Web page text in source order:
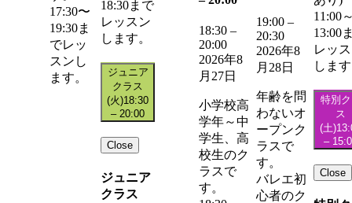
17:30〜
19:30ま
でレッ
スンし
ます。
18:30まで
レッスン
します。
ジュニア
クラス
(火)18:30
– 20:00
Close
ジュニア
クラス
18:30 –
20:00
2026年8
月27日
小学校高
学年～中
学生、高
校生のク
ラスで
す。
19:00 –
20:30
2026年8
月28日
年齢を問
わないオ
ープンク
ラスで
す。
バレエ初
心者のク
11:00
13:00
レッ
しま
特別
ス
(土)
–
Close